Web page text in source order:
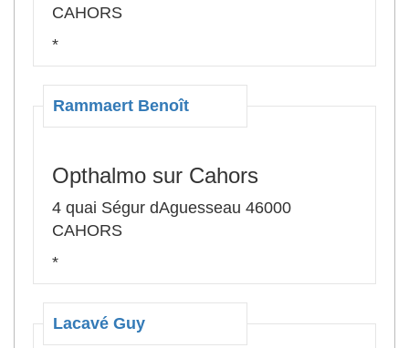
CAHORS
*
Rammaert Benoît
Opthalmo sur Cahors
4 quai Ségur dAguesseau 46000
CAHORS
*
Lacavé Guy